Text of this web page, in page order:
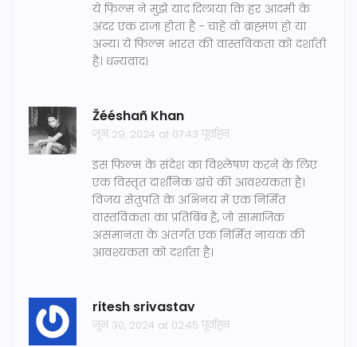
ये फिल्म ने मुझे याद दिलाया कि हर आदमी के
अंदर एक राजा होता है - चाहे वो ब्राह्मण हो या
अन्य। ये फिल्म भारत की वास्तविकता को दर्शाती
है। धन्यवाद।
Žééshañ Khan
जून 29, 2024 at 07:43 पूर्वाह्न
इस फिल्म के संदेश का विश्लेषण करने के लिए
एक विस्तृत दार्शनिक ढांचे की आवश्यकता है।
विजय सेतुपति के अभिनय में एक निर्मित
वास्तविकता का प्रतिबिंब है, जो सामाजिक
असमानता के अंतर्गत एक निर्मित नायक की
आवश्यकता को दर्शाता है।
ritesh srivastav
जून 30, 2024 at 02:45 पूर्वाह्न